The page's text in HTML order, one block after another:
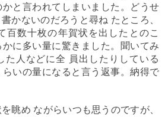
と言われてしまいました。どうせ
かないのだろうと尋ね たところ、
百数十枚の年賀状を出したとのこ
に多い量に驚きました。聞いてみ
た人などに全 員出したりしている
いの量になると言う返事。納得で
眺め ながらいつも思うのですが、